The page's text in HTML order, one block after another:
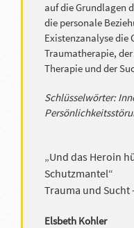
auf die Grundlagen
die personale
Existenzanalyse die
Traumatherapie,
Therapie und der
Schlüsselwörter:
„Und das Heroin
Schutzmantel“
Trauma und Sucht
Elsbeth Kohler